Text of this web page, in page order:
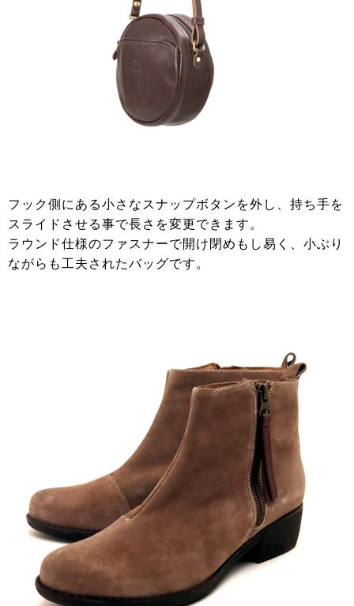
フック側にある小さなスナップボタンを外し、持ち手を
スライドさせる事で長さを変更できます。
ラウンド仕様のファスナーで開け閉めもし易く、小ぶり
ながらも工夫されたバッグです。